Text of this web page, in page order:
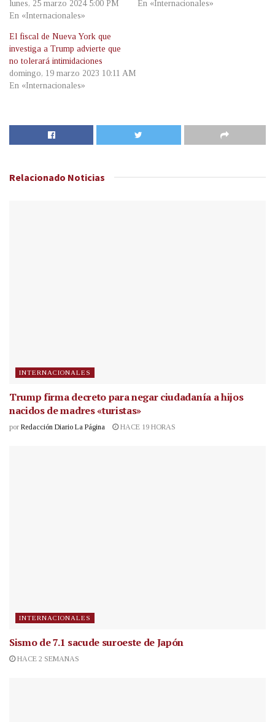
lunes, 25 marzo 2024 5:00 PM
En «Internacionales»
En «Internacionales»
El fiscal de Nueva York que
investiga a Trump advierte que
no tolerará intimidaciones
domingo, 19 marzo 2023 10:11 AM
En «Internacionales»
Relacionado Noticias
INTERNACIONALES
Trump firma decreto para negar ciudadanía a hijos
nacidos de madres «turistas»
por Redacción Diario La Página HACE 19 HORAS
INTERNACIONALES
Sismo de 7.1 sacude suroeste de Japón
HACE 2 SEMANAS